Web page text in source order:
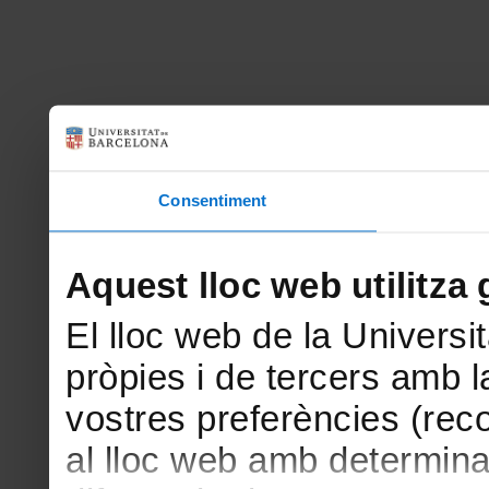
Consentiment
Aquest lloc web utilitza
El lloc web de la
pròpies i de tercers amb
vostres preferències
al lloc web amb